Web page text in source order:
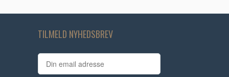
TILMELD NYHEDSBREV